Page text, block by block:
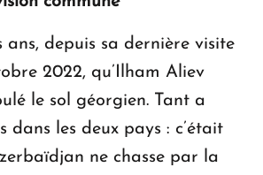
ans, depuis sa dernière visite
2022, qu’Ilham Aliev
le sol géorgien. Tant a
dans les deux pays : c’était
ne chasse par la